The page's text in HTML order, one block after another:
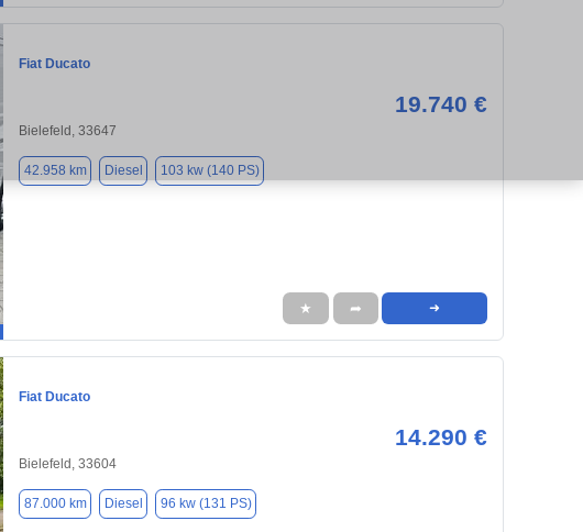
Fiat Ducato
19.740 €
Bielefeld, 33647
42.958 km Diesel 103 kw (140 PS)
★ ➦ ➜
Fiat Ducato
14.290 €
Bielefeld, 33604
87.000 km Diesel 96 kw (131 PS)